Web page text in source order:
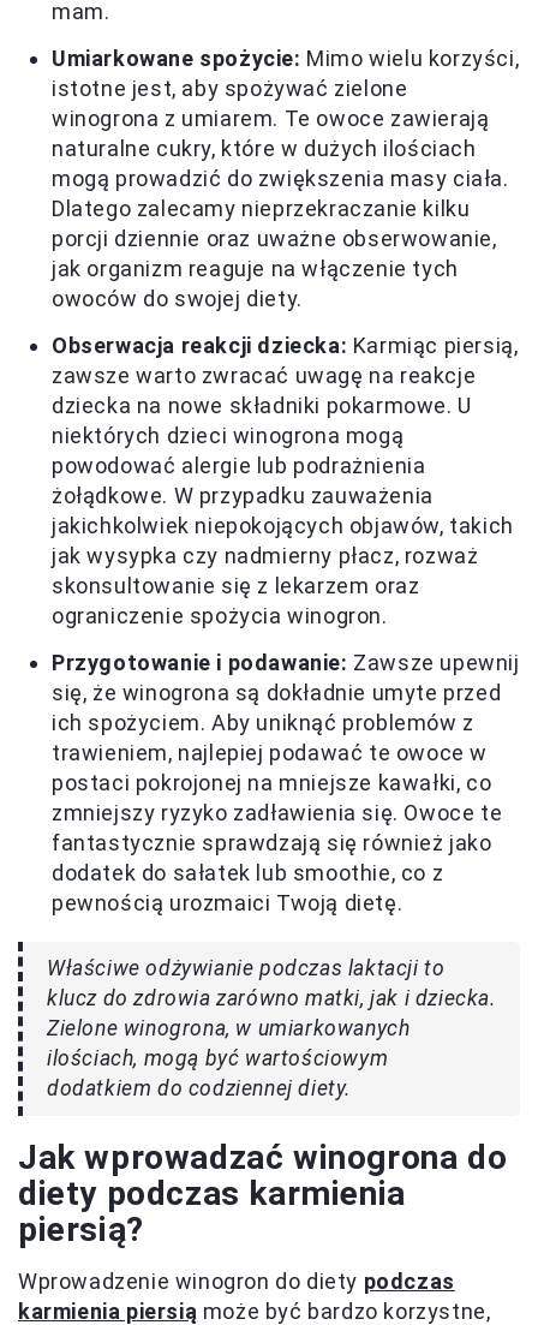
mam.
Umiarkowane spożycie: Mimo wielu korzyści,
istotne jest, aby spożywać zielone
winogrona z umiarem. Te owoce zawierają
naturalne cukry, które w dużych ilościach
mogą prowadzić do zwiększenia masy ciała.
Dlatego zalecamy nieprzekraczanie kilku
porcji dziennie oraz uważne obserwowanie,
jak organizm reaguje na włączenie tych
owoców do swojej diety.
Obserwacja reakcji dziecka: Karmiąc piersią,
zawsze warto zwracać uwagę na reakcje
dziecka na nowe składniki pokarmowe. U
niektórych dzieci winogrona mogą
powodować alergie lub podrażnienia
żołądkowe. W przypadku zauważenia
jakichkolwiek niepokojących objawów, takich
jak wysypka czy nadmierny płacz, rozważ
skonsultowanie się z lekarzem oraz
ograniczenie spożycia winogron.
Przygotowanie i podawanie: Zawsze upewnij
się, że winogrona są dokładnie umyte przed
ich spożyciem. Aby uniknąć problemów z
trawieniem, najlepiej podawać te owoce w
postaci pokrojonej na mniejsze kawałki, co
zmniejszy ryzyko zadławienia się. Owoce te
fantastycznie sprawdzają się również jako
dodatek do sałatek lub smoothie, co z
pewnością urozmaici Twoją dietę.
Właściwe odżywianie podczas laktacji to
klucz do zdrowia zarówno matki, jak i dziecka.
Zielone winogrona, w umiarkowanych
ilościach, mogą być wartościowym
dodatkiem do codziennej diety.
Jak wprowadzać winogrona do
diety podczas karmienia
piersią?
Wprowadzenie winogron do diety podczas
karmienia piersią może być bardzo korzystne,